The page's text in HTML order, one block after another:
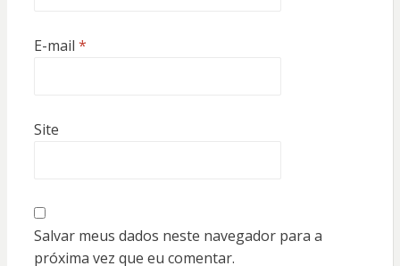
E-mail *
Site
Salvar meus dados neste navegador para a
próxima vez que eu comentar.